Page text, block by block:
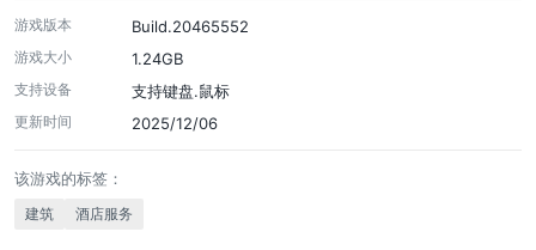
游戏版本 Build.20465552
游戏大小 1.24GB
支持设备 支持键盘.鼠标
更新时间 2025/12/06
该游戏的标签：
建筑 酒店服务